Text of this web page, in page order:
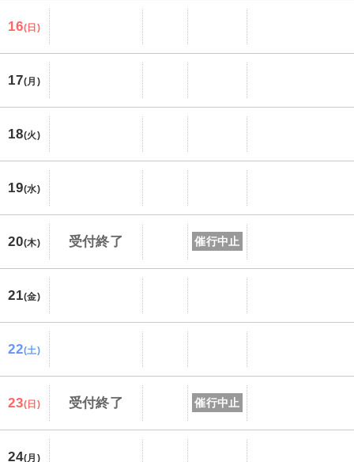
16(日)
17(月)
18(火)
19(水)
20(木) 受付終了 催行中止
21(金)
22(土)
23(日) 受付終了 催行中止
24(月)